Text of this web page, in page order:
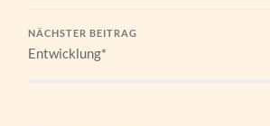
NÄCHSTER BEITRAG
Entwicklung*